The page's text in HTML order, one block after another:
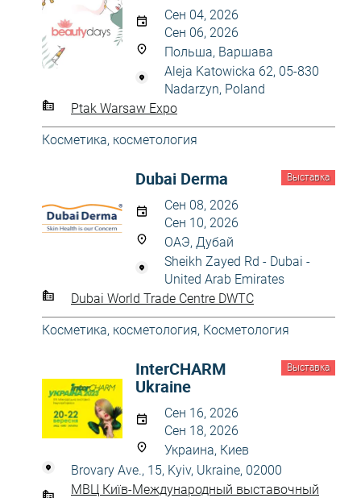
Сен 04, 2026
Сен 06, 2026
Польша, Варшава
Aleja Katowicka 62, 05-830
Nadarzyn, Poland
Ptak Warsaw Expo
Косметика, косметология
Выставка
Dubai Derma
Сен 08, 2026
Сен 10, 2026
ОАЭ, Дубай
Sheikh Zayed Rd - Dubai -
United Arab Emirates
Dubai World Trade Centre DWTC
Косметика, косметология, Косметология
Выставка
InterCHARM
Ukraine
Сен 16, 2026
Сен 18, 2026
Украина, Киев
Brovary Ave., 15, Kyiv, Ukraine, 02000
МВЦ Київ-Международный выставочный